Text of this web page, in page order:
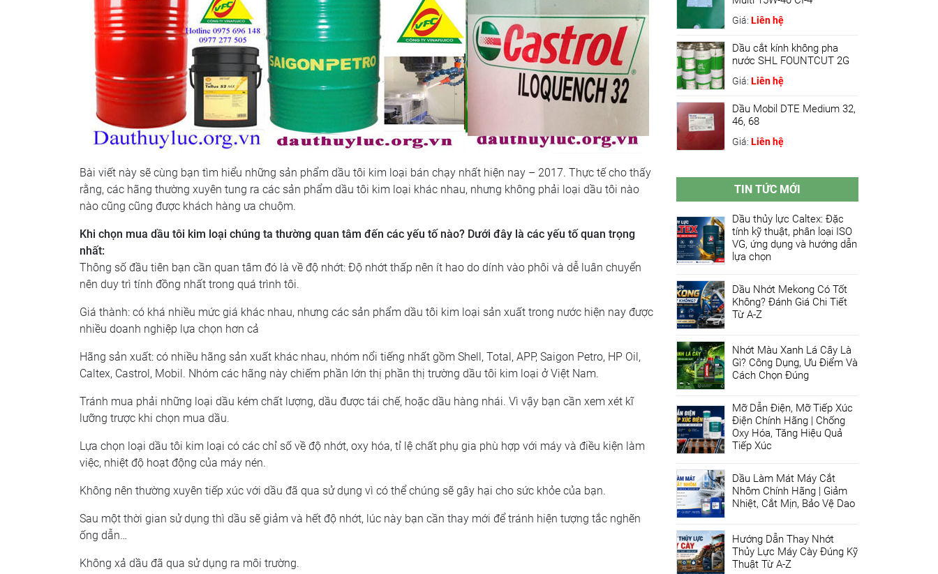
Bài viết này sẽ cùng bạn tìm hiểu những sản phẩm dầu tôi kim loại bán chạy nhất hiện nay – 2017. Thực tế cho thấy
rằng, các hãng thường xuyên tung ra các sản phẩm dầu tôi kim loại khác nhau, nhưng không phải loại dầu tôi nào
nào cũng cũng được khách hàng ưa chuộm.
Khi chọn mua dầu tôi kim loại chúng ta thường quan tâm đến các yếu tố nào? Dưới đây là các yếu tố quan trọng
nhất:
Thông số đầu tiên bạn cần quan tâm đó là về độ nhớt: Độ nhớt thấp nên ít hao do dính vào phôi và dễ luân chuyển
nên duy trì tính đồng nhất trong quá trình tôi.
Giá thành: có khá nhiều mức giá khác nhau, nhưng các sản phẩm dầu tôi kim loại sản xuất trong nước hiện nay được
nhiều doanh nghiệp lựa chọn hơn cả
Hãng sản xuất: có nhiều hãng sản xuất khác nhau, nhóm nổi tiếng nhất gồm Shell, Total, APP, Saigon Petro, HP Oil,
Caltex, Castrol, Mobil. Nhóm các hãng này chiếm phần lớn thị phần thị trường dầu tôi kim loại ở Việt Nam.
Tránh mua phải những loại dầu kém chất lượng, dầu được tái chế, hoặc dầu hàng nhái. Vì vậy bạn cần xem xét kĩ
lưỡng trược khi chọn mua dầu.
Lựa chọn loại dầu tôi kim loại có các chỉ số về độ nhớt, oxy hóa, tỉ lệ chất phụ gia phù hợp với máy và điều kiện làm
việc, nhiệt độ hoạt động của máy nén.
Không nên thường xuyên tiếp xúc với dầu đã qua sử dụng vì có thể chúng sẽ gây hại cho sức khỏe của bạn.
Sau một thời gian sử dụng thì dầu sẽ giảm và hết độ nhớt, lúc này bạn cần thay mới để tránh hiện tượng tắc nghẽn
ống dẫn…
Không xả dầu đã qua sử dụng ra môi trường.
Giá: Liên hệ
Dầu cắt kính không pha
nước SHL FOUNTCUT 2G
Giá: Liên hệ
Dầu Mobil DTE Medium 32,
46, 68
Giá: Liên hệ
TIN TỨC MỚI
Dầu thủy lực Caltex: Đặc
tính kỹ thuật, phân loại ISO
VG, ứng dụng và hướng dẫn
lựa chọn
Dầu Nhớt Mekong Có Tốt
Không? Đánh Giá Chi Tiết
Từ A-Z
Nhớt Màu Xanh Lá Cây Là
Gì? Công Dụng, Ưu Điểm Và
Cách Chọn Đúng
Mỡ Dẫn Điện, Mỡ Tiếp Xúc
Điện Chính Hãng | Chống
Oxy Hóa, Tăng Hiệu Quả
Tiếp Xúc
Dầu Làm Mát Máy Cắt
Nhôm Chính Hãng | Giảm
Nhiệt, Cắt Mịn, Bảo Vệ Dao
Hướng Dẫn Thay Nhớt
Thủy Lực Máy Cày Đúng Kỹ
Thuật Từ A-Z